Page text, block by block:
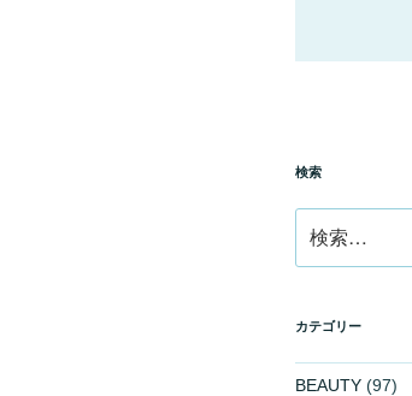
検索
索:
カテゴリー
BEAUTY(97)